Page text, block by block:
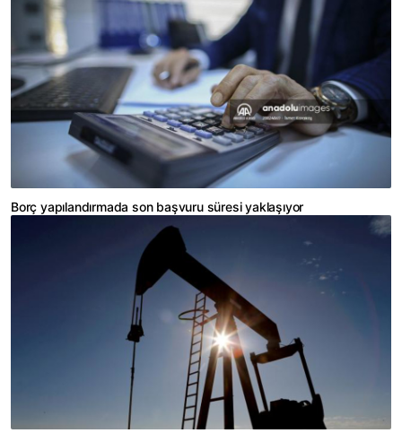
Borç yapılandırmada son başvuru süresi yaklaşıyor